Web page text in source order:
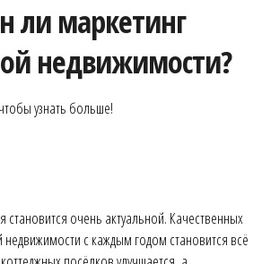
ли маркетинг
недвижимости?
узнать больше!
становится очень актуальной. Качественных
с каждым годом становится всё